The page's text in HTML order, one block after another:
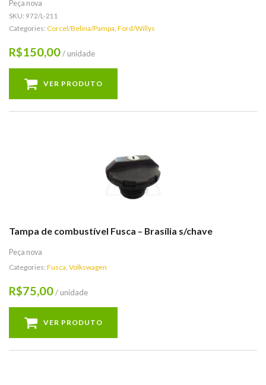
Peça nova
SKU: 972/L-211
Categories: Corcel/Belina/Pampa, Ford/Willys
R$150,00/ unidade
VER PRODUTO
Tampa de combustível Fusca – Brasília s/chave
Peça nova
Categories: Fusca, Volkswagen
R$75,00/ unidade
VER PRODUTO